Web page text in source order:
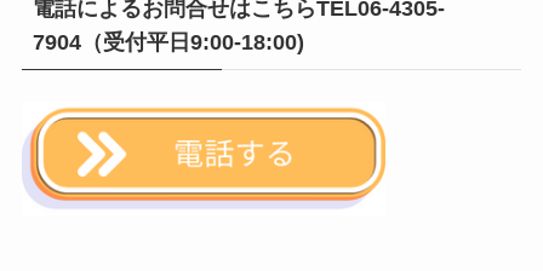
電話によるお問合せはこちらTEL06-4305-
7904（受付平日9:00-18:00)